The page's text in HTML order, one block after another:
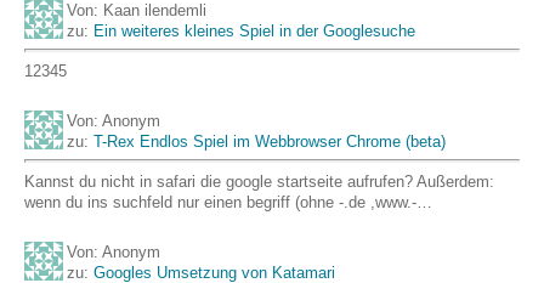
Von: Kaan ilendemli
zu: Ein weiteres kleines Spiel in der Googlesuche
12345
Von: Anonym
zu: T-Rex Endlos Spiel im Webbrowser Chrome (beta)
Kannst du nicht in safari die google startseite aufrufen? Außerdem:
wenn du ins suchfeld nur einen begriff (ohne -.de ,www.-…
Von: Anonym
zu: Googles Umsetzung von Katamari